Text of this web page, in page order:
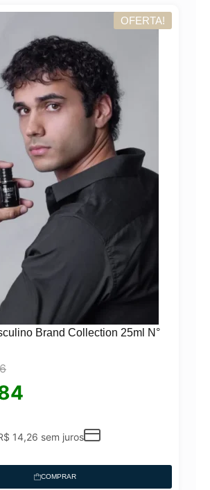
OFERTA!
Brand Collection 25ml N°
14,26 sem juros
COMPRAR